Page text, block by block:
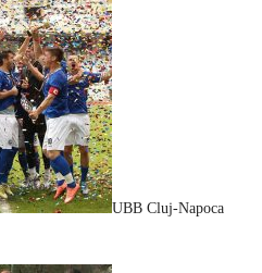
UBB Cluj-Napoca